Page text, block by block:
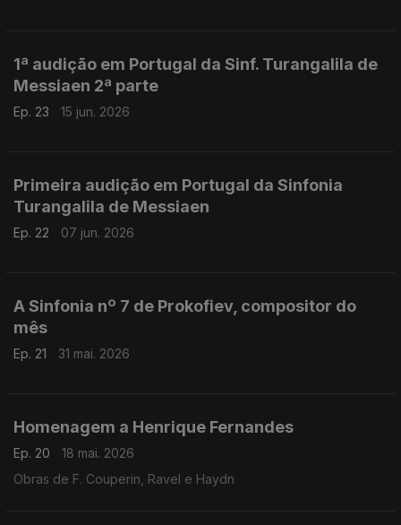
1ª audição em Portugal da Sinf. Turangalila de
Messiaen 2ª parte
Ep. 23 15 jun. 2026
Primeira audição em Portugal da Sinfonia
Turangalila de Messiaen
Ep. 22 07 jun. 2026
A Sinfonia nº 7 de Prokofiev, compositor do
mês
Ep. 21 31 mai. 2026
Homenagem a Henrique Fernandes
Ep. 20
18 mai. 2026
Obras de F. Couperin, Ravel e Haydn